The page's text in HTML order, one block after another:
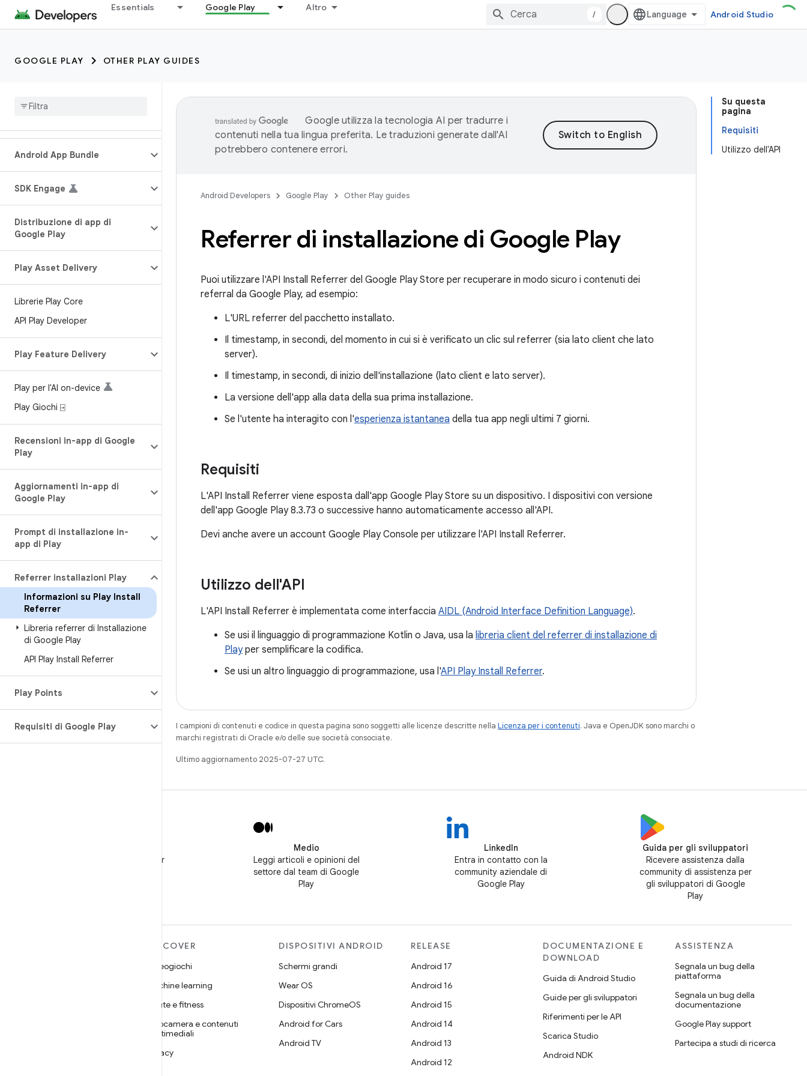
Essentials Google Play Altro
/ Android Studio
GOOGLE PLAY OTHER PLAY GUIDES
Android App Bundle
SDK Engage
Distribuzione di app di
Google Play
Play Asset Delivery
Librerie Play Core
API Play Developer
Play Feature Delivery
Play per l'AI on-device
Play Giochi ⍈
Recensioni in-app di Google
Play
Aggiornamenti in-app di
Google Play
Prompt di installazione in-
app di Play
Referrer installazioni Play
Informazioni su Play Install
Referrer
Libreria referrer di Installazione
di Google Play
API Play Install Referrer
Play Points
Requisiti di Google Play
Su questa
pagina
Requisiti
Utilizzo dell'API
Google utilizza la tecnologia AI per tradurre i
contenuti nella tua lingua preferita. Le traduzioni generate dall'AI
potrebbero contenere errori.
Android Developers Google Play Other Play guides
Referrer di installazione di Google Play
Puoi utilizzare l'API Install Referrer del Google Play Store per recuperare in modo sicuro i contenuti dei
referral da Google Play, ad esempio:
L'URL referrer del pacchetto installato.
Il timestamp, in secondi, del momento in cui si è verificato un clic sul referrer (sia lato client che lato
server).
Il timestamp, in secondi, di inizio dell'installazione (lato client e lato server).
La versione dell'app alla data della sua prima installazione.
Se l'utente ha interagito con l'esperienza istantanea della tua app negli ultimi 7 giorni.
Requisiti
L'API Install Referrer viene esposta dall'app Google Play Store su un dispositivo. I dispositivi con versione
dell'app Google Play 8.3.73 o successive hanno automaticamente accesso all'API.
Devi anche avere un account Google Play Console per utilizzare l'API Install Referrer.
Utilizzo dell'API
L'API Install Referrer è implementata come interfaccia AIDL (Android Interface Definition Language).
Se usi il linguaggio di programmazione Kotlin o Java, usa la libreria client del referrer di installazione di
Playper semplificare la codifica.
Se usi un altro linguaggio di programmazione, usa l'API Play Install Referrer.
I campioni di contenuti e codice in questa pagina sono soggetti alle licenze descritte nella Licenza per i contenuti. Java e OpenJDK sono marchi o
marchi registrati di Oracle e/o delle sue società consociate.
Ultimo aggiornamento 2025-07-27 UTC.
Segui @GooglePlayBiz per
Medio
Leggi articoli e opinioni del
settore dal team di Google
Play
LinkedIn
Entra in contatto con la
community aziendale di
Google Play
Guida per gli sviluppatori
Ricevere assistenza dalla
community di assistenza per
gli sviluppatori di Google
Play
DISCOVER
Videogiochi
Machine learning
Salute e fitness
Fotocamera e contenuti
multimediali
Privacy
DISPOSITIVI ANDROID
Schermi grandi
Wear OS
Dispositivi ChromeOS
Android for Cars
Android TV
RELEASE
Android 17
Android 16
Android 15
Android 14
Android 13
Android 12
DOCUMENTAZIONE E
DOWNLOAD
Guida di Android Studio
Guide per gli sviluppatori
Riferimenti per le API
Scarica Studio
Android NDK
ASSISTENZA
Segnala un bug della
piattaforma
Segnala un bug della
documentazione
Google Play support
Partecipa a studi di ricerca